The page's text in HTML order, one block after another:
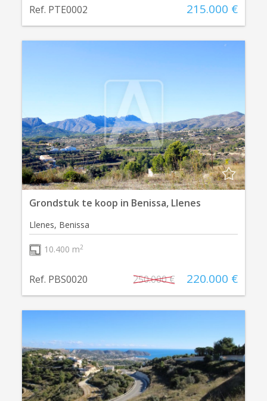
Ref. PTE0002 215.000 €
Grondstuk te koop in Benissa, Llenes
Llenes, Benissa
10.400 m2
Ref. PBS0020 250.000 € 220.000 €